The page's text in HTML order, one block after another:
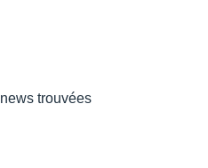
news trouvées